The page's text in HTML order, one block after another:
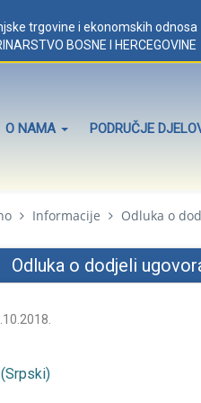
trgovine i ekonomskih odnosa
BOSNE I HERCEGOVINE
O NAMA PODRUČJE
Informacije Odluka o
Odluka o dodjeli